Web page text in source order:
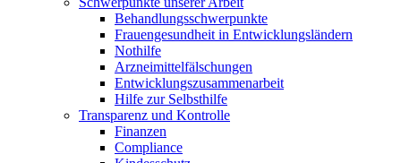
Behandlungs­schwerpunkte
Frauengesundheit in Entwicklungsländern
Nothilfe
Arzneimittel­fälschungen
Entwicklungs­zusammenarbeit
Hilfe zur Selbsthilfe
Transparenz und Kontrolle
Finanzen
Compliance